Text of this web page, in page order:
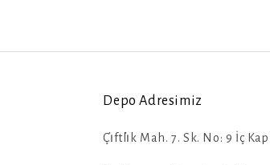
Depo Adresimiz
Çi̇ftli̇k Mah. 7. Sk. No: 9 İç